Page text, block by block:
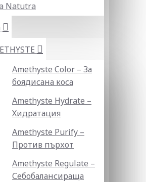
Natutra
Amethyste Color – За
боядисана коса
Amethyste Hydrate –
Хидратация
Amethyste Purify –
Против пърхот
Amethyste Regulate –
Себобалансираща